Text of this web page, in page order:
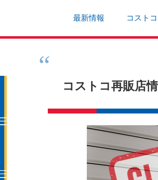
最新情報 コスト
コストコ再販店